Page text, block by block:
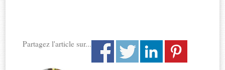
Partagez l'article sur...